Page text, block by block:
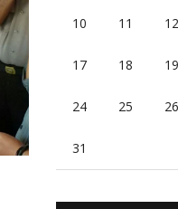
10 11 12
17 18 19
24 25 26
31